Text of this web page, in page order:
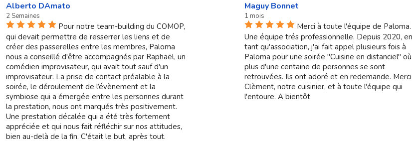
Alberto DAmato
2 Semaines
Pour notre team-building du COMOP,
qui devait permettre de resserrer les liens et de
créer des passerelles entre les membres, Paloma
nous a conseillé d'être accompagnés par Raphaël, un
comédien improvisateur, qui avait tout sauf d'un
improvisateur. La prise de contact préalable à la
soirée, le déroulement de l’évènement et la
symbiose qui a émergée entre les personnes durant
la prestation, nous ont marqués très positivement.
Une prestation décalée qui a été très fortement
appréciée et qui nous fait réfléchir sur nos attitudes,
bien au-delà de la fin. C'était le but, après tout.
Maguy Bonnet
1 mois
Merci à toute l'équipe de Paloma.
Une équipe trés professionnelle. Depuis 2020, en
tant qu'association, j'ai fait appel plusieurs fois à
Paloma pour une soirée "Cuisine en distanciel" où
plus d'une centaine de personnes se sont
retrouvées. Ils ont adoré et en redemande.
Clèment, notre cuisinier, et à toute l'équipe qui
l'entoure. A bientôt